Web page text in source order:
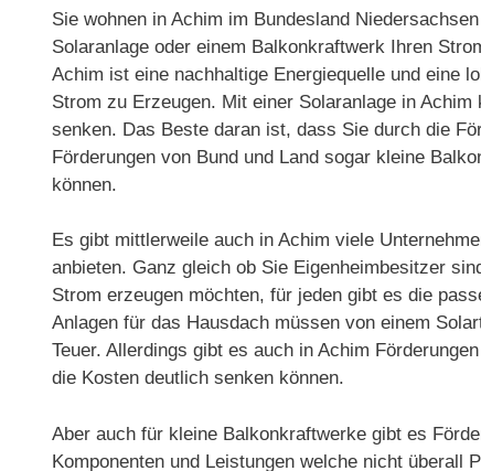
Sie wohnen in Achim im Bundesland
Solaranlage oder einem Balkonkraftwerk Ihren
Achim ist eine nachhaltige Energiequelle und eine
Strom zu Erzeugen. Mit einer Solaranlage in
senken. Das Beste daran ist, dass Sie durch die
Förderungen von Bund und Land sogar kleine
können.
Es gibt mittlerweile auch in Achim viele
anbieten. Ganz gleich ob Sie Eigenheimbesitzer
Strom erzeugen möchten, für jeden gibt es die
Anlagen für das Hausdach müssen von einem
Teuer. Allerdings gibt es auch in Achim
die Kosten deutlich senken können.
Aber auch für kleine Balkonkraftwerke gibt es
Komponenten und Leistungen welche nicht